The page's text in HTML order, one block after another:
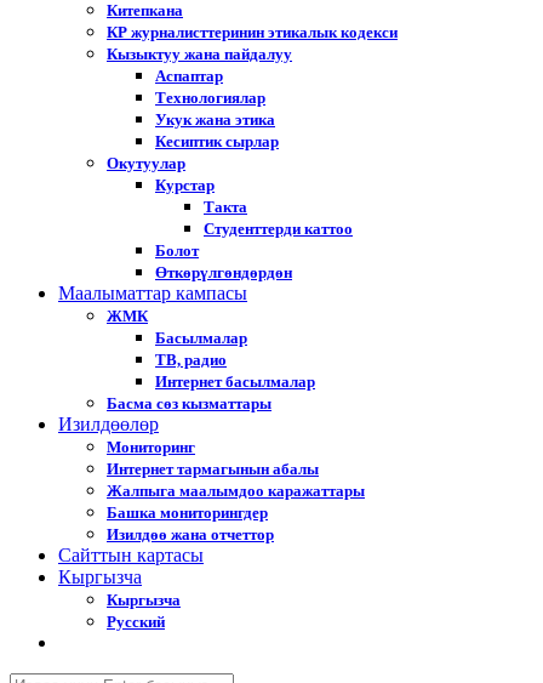
Китепкана
КР журналисттеринин этикалык кодекси
Кызыктуу жана пайдалуу
Аспаптар
Технологиялар
Укук жана этика
Кесиптик сырлар
Окутуулар
Курстар
Такта
Студенттерди каттоо
Болот
Өткөрүлгөндөрдөн
Маалыматтар кампасы
ЖМК
Басылмалар
ТВ, радио
Интернет басылмалар
Басма сөз кызматтары
Изилдөөлөр
Мониторинг
Интернет тармагынын абалы
Жалпыга маалымдоо каражаттары
Башка мониторингдер
Изилдөө жана отчеттор
Cайттын картасы
Кыргызча
Кыргызча
Русский